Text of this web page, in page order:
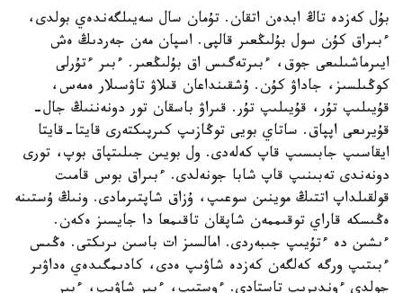
بۇل كەزدە تاڭ ابدەن اتقان. تۇمان سال سەيىلگەندەي بولدى،
ءبىراق كۇن سول بۇلىڭعىر قالپى. اسپان مەن جەردىڭ ەش
ايىرماشىلىعى جوق، ءبىرتەگىس اق بۇلىڭعىر. ءبىر ءتۇرلى
كوڭىلسىز، جاداۋ كۇن. ۇشقىنداعان قىلاۋ تاۋسىلار ەمەس،
قۇيىلىپ تۇر، قۇيىلىپ تۇر. قىراۋ باسقان تور دونەننىڭ جال-
قۇيرىعى اپپاق. ساتاي بويى توڭازىپ كىرپىكتەرى قايتا-قايتا
ايقاسىپ جابىسىپ قاپ كەلەدى. ول بويىن جىلىتپاق بوپ، تورى
دونەندى تەبىنىپ قاپ شابا جونەلدى. ءبىراق بوس قامىت
قولقىلداپ اتتىڭ موينىن سوعىپ، ۇزاق شاپتىرمادى. ونىڭ ۇستىنە
ەڭىسكە قاراي توقىممەن شاپقان تاقىمعا دا جايسىز ەكەن.
ءىشىن دە ءتۇيىپ جىبەردى. امالسىز ات باسىن ىرىكتى. ەڭىس
ءبىتىپ ورگە كەلگەن كەزدە شاۋىپ ەدى، كادىمگىدەي ەداۋىر